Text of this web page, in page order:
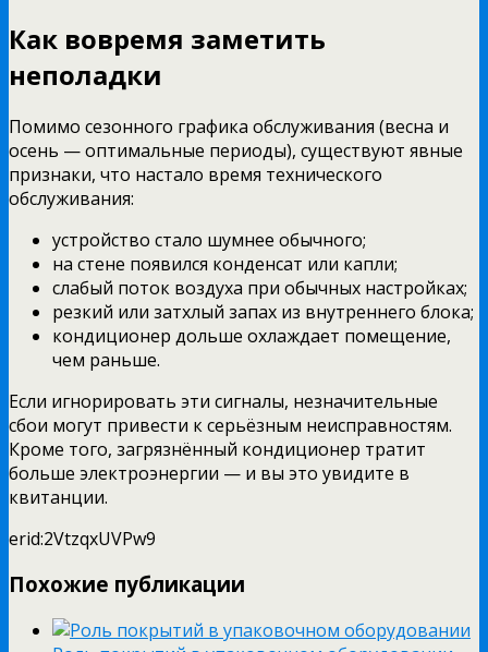
Как вовремя заметить
неполадки
Помимо сезонного графика обслуживания (весна и
осень — оптимальные периоды), существуют явные
признаки, что настало время технического
обслуживания:
устройство стало шумнее обычного;
на стене появился конденсат или капли;
слабый поток воздуха при обычных настройках;
резкий или затхлый запах из внутреннего блока;
кондиционер дольше охлаждает помещение,
чем раньше.
Если игнорировать эти сигналы, незначительные
сбои могут привести к серьёзным неисправностям.
Кроме того, загрязнённый кондиционер тратит
больше электроэнергии — и вы это увидите в
квитанции.
erid:2VtzqxUVPw9
Похожие публикации